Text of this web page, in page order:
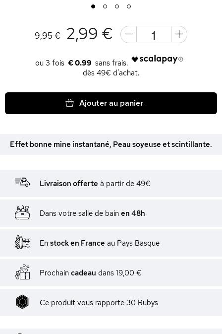
1 2 3 4
9,95 € 2,99 €
€ 0.99
dès 49€ d'achat.
Ajouter au panier
Effet bonne mine instantané, Peau soyeuse et scintillante.
Livraison offerte à partir de 49€
Dans votre salle de bain en 48h
En stock en France au Pays Basque
Prochain cadeau dans 19,00 €
Ce produit vous rapporte 30 Rubys